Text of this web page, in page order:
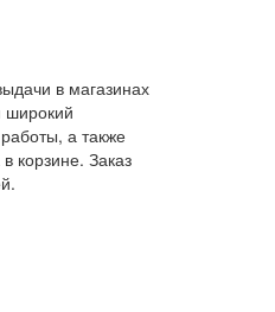
в магазинах
широкий
а также
корзине. Заказ